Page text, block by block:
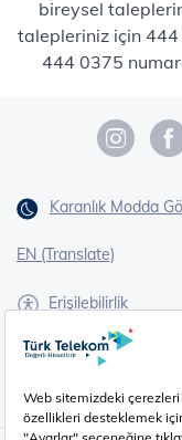
bireysel
talepleriniz için
444 0375
Karanlık Modda
EN (Translate)
Erişilebilirlik
İşaret Dili Çevirisi